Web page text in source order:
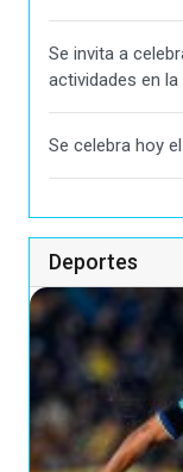
Se invita a
actividades en
Se celebra hoy
Deportes